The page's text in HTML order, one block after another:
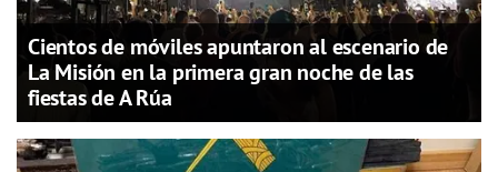
Cientos de móviles apuntaron al escenario de
La Misión en la primera gran noche de las
fiestas de A Rúa